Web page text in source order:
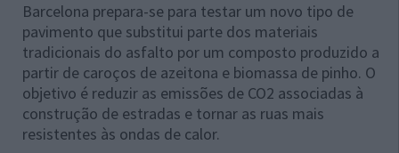
Barcelona prepara-se para testar um novo tipo de
pavimento que substitui parte dos materiais
tradicionais do asfalto por um composto produzido a
partir de caroços de azeitona e biomassa de pinho. O
objetivo é reduzir as emissões de CO2 associadas à
construção de estradas e tornar as ruas mais
resistentes às ondas de calor.